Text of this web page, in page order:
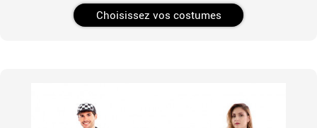
Choisissez vos costumes